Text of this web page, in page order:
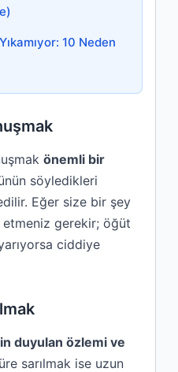
10 Neden
önemli bir
söyledikleri
Eğer size bir şey
gerekir; öğüt
ciddiye
duyulan özlemi ve
sarılmak ise uzun